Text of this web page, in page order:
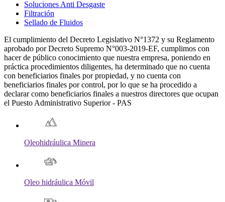
Soluciones Anti Desgaste
Filtración
Sellado de Fluidos
El cumplimiento del Decreto Legislativo N°1372 y su Reglamento
aprobado por Decreto Supremo N°003-2019-EF, cumplimos con
hacer de público conocimiento que nuestra empresa, poniendo en
práctica procedimientos diligentes, ha determinado que no cuenta
con beneficiarios finales por propiedad, y no cuenta con
beneficiarios finales por control, por lo que se ha procedido a
declarar como beneficiarios finales a nuestros directores que ocupan
el Puesto Administrativo Superior - PAS
Oleohidráulica Minera
Oleo hidráulica Móvil